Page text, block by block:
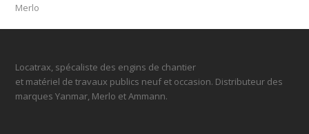
post:
Merlo
Locatrax, spécaliste des engins de chantier
et matériel de travaux publics neuf et occasion. Distributeur des
marques Yanmar, Merlo et Ammann.